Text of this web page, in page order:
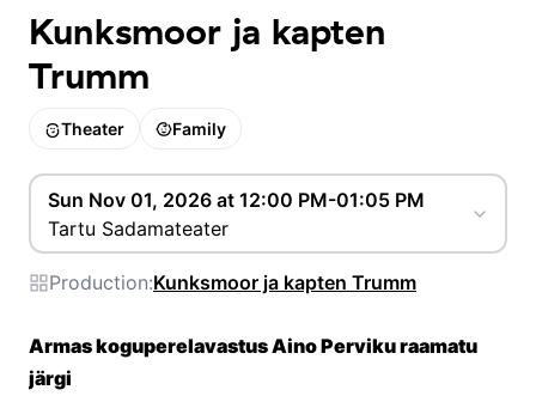
Kunksmoor ja kapten
Trumm
Theater Family
Sun Nov 01, 2026 at 12:00 PM-01:05 PM
Tartu Sadamateater
Production:Kunksmoor ja kapten Trumm
Armas koguperelavastus Aino Perviku raamatu
järgi